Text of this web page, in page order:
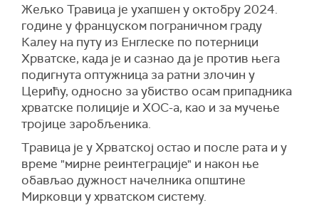
Жељко Травица је ухапшен у октобру 2024.
године у француском пограничном граду
Калеу на путу из Енглеске по потерници
Хрватске, када је и сазнао да је против њега
подигнута оптужница за ратни злочин у
Церићу, односно за убиство осам припадника
хрватске полиције и ХОС-а, као и за мучење
тројице заробљеника.
Травица је у Хрватској остао и после рата и у
време "мирне реинтеграције" и након ње
обављао дужност начелника општине
Мирковци у хрватском систему.